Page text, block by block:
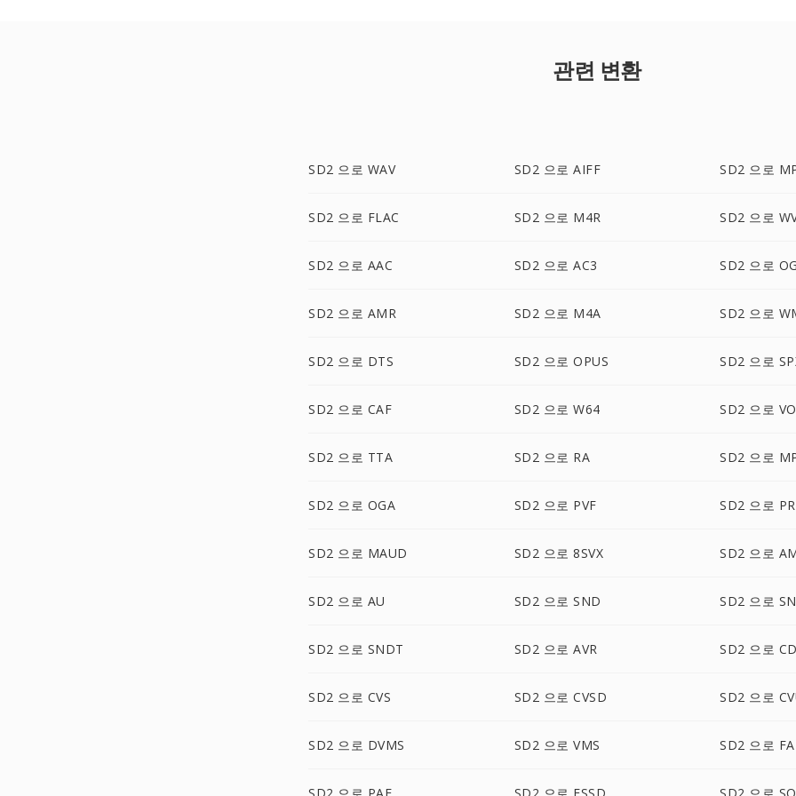
관련 변환
SD2 으로 WAV SD2 으로 AIFF SD2 으로
SD2 으로 FLAC SD2 으로 M4R SD2 으로
SD2 으로 AAC SD2 으로 AC3 SD2 으로
SD2 으로 AMR SD2 으로 M4A SD2 으로
SD2 으로 DTS SD2 으로 OPUS SD2 으로
SD2 으로 CAF SD2 으로 W64 SD2 으로
SD2 으로 TTA SD2 으로 RA SD2 으로
SD2 으로 OGA SD2 으로 PVF SD2 으로
SD2 으로 MAUD SD2 으로 8SVX SD2 으로
SD2 으로 AU SD2 으로 SND SD2 으로
SD2 으로 SNDT SD2 으로 AVR SD2 으로
SD2 으로 CVS SD2 으로 CVSD SD2 으로
SD2 으로 DVMS SD2 으로 VMS SD2 으로